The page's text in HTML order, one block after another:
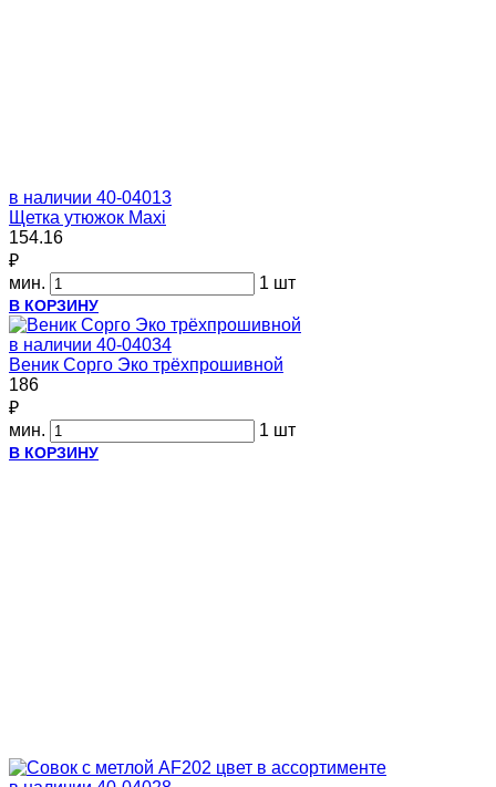
в наличии 40-04013
Щетка утюжок Maxi
154.16
₽
мин.
1 шт
В КОРЗИНУ
в наличии 40-04034
Веник Сорго Эко трёхпрошивной
186
₽
мин.
1 шт
В КОРЗИНУ